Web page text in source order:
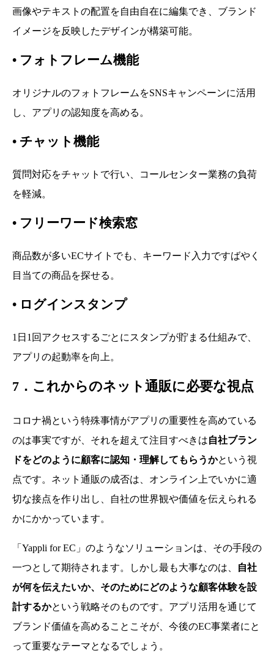
画像やテキストの配置を自由自在に編集でき、ブランド
イメージを反映したデザインが構築可能。
• フォトフレーム機能
オリジナルのフォトフレームをSNSキャンペーンに活用
し、アプリの認知度を高める。
• チャット機能
質問対応をチャットで行い、コールセンター業務の負荷
を軽減。
• フリーワード検索窓
商品数が多いECサイトでも、キーワード入力ですばやく
目当ての商品を探せる。
• ログインスタンプ
1日1回アクセスするごとにスタンプが貯まる仕組みで、
アプリの起動率を向上。
7．これからのネット通販に必要な視点
コロナ禍という特殊事情がアプリの重要性を高めている
のは事実ですが、それを超えて注目すべきは自社ブラン
ドをどのように顧客に認知・理解してもらうかという視
点です。ネット通販の成否は、オンライン上でいかに適
切な接点を作り出し、自社の世界観や価値を伝えられる
かにかかっています。
「Yappli for EC」のようなソリューションは、その手段の
一つとして期待されます。しかし最も大事なのは、
自社
が何を伝えたいか、そのためにどのような顧客体験を設
計するかという戦略そのものです。アプリ活用を通じて
ブランド価値を高めることこそが、今後のEC事業者にと
って重要なテーマとなるでしょう。